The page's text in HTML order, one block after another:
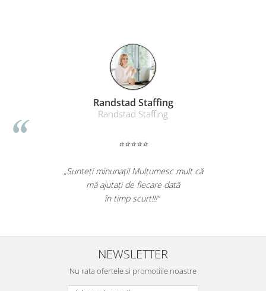
Cabluri si conectivitate
Incarcatoare wireless
Ceasuri smart - Smartwatch
Baterii externe - Powerbanks
Accesorii localizare (FindMy)
Standuri PC si suporturi
Suporturi si huse telefoane &
Randstad Staffing
Randstad Staffing
⭐⭐⭐⭐⭐
„Sunteți minunați! Mulțumesc mult că
mă ajutați de fiecare dată
în timp scurt!!!”
NEWSLETTER
Nu rata ofertele si promotiile noastre